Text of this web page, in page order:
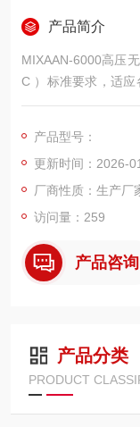
产品简介
MIXAAN-6000高压
C ）标准要求，适应
号由采集器取出，
产品型号：
更新时间：2026-
厂商性质：生产厂
访问量：259
产品咨询
产品分类
PRODUCT